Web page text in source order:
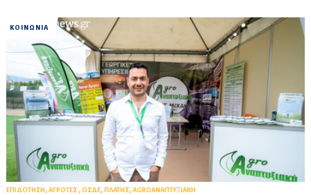
ΚΟΙΝΩΝΙΑ
ΕΠΙΔΟΤΗΣΗ , ΑΓΡΟΤΕΣ , ΟΣΔΕ, ΠΛΑΤΗΣ, AGROΑΝΑΠΤΥΞΙΑΚΗ